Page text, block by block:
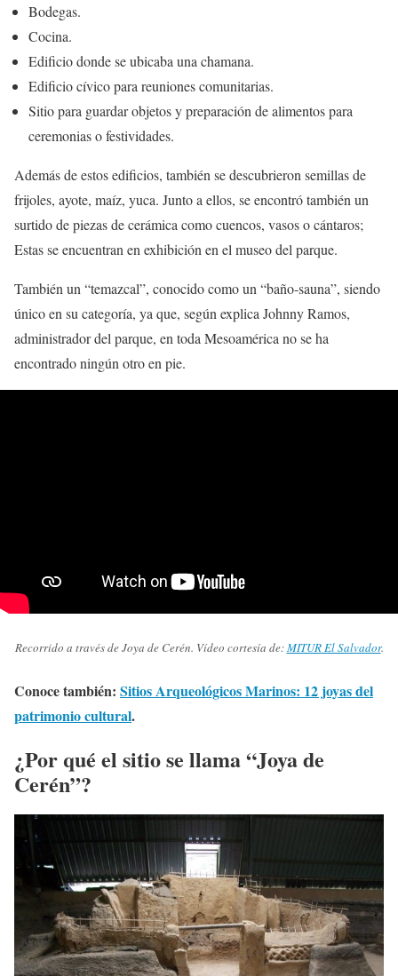
Bodegas.
Cocina.
Edificio donde se ubicaba una chamana.
Edificio cívico para reuniones comunitarias.
Sitio para guardar objetos y preparación de alimentos para
ceremonias o festividades.
Además de estos edificios, también se descubrieron semillas de
frijoles, ayote, maíz, yuca. Junto a ellos, se encontró también un
surtido de piezas de cerámica como cuencos, vasos o cántaros;
Estas se encuentran en exhibición en el museo del parque.
También un “temazcal”, conocido como un “baño-sauna”, siendo
único en su categoría, ya que, según explica Johnny Ramos,
administrador del parque, en toda Mesoamérica no se ha
encontrado ningún otro en pie.
Recorrido a través de Joya de Cerén. Vídeo cortesía de:MITUR El Salvador.
Conoce también: Sitios Arqueológicos Marinos: 12 joyas del
patrimonio cultural.
¿Por qué el sitio se llama “Joya de
Cerén”?